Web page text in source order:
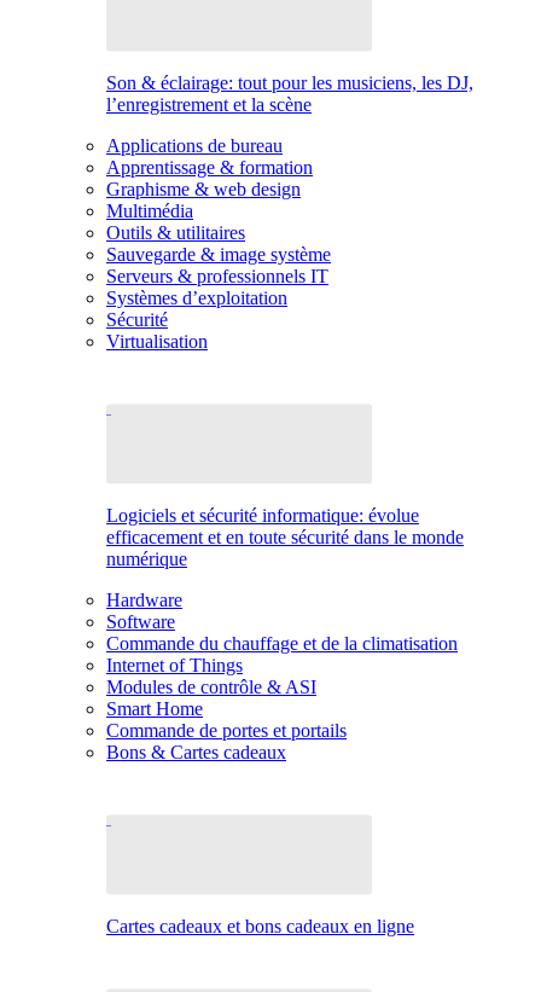
Son & éclairage: tout pour les musiciens, les DJ,
l’enregistrement et la scène
Applications de bureau
Apprentissage & formation
Graphisme & web design
Multimédia
Outils & utilitaires
Sauvegarde & image système
Serveurs & professionnels IT
Systèmes d’exploitation
Sécurité
Virtualisation
Logiciels et sécurité informatique: évolue
efficacement et en toute sécurité dans le monde
numérique
Hardware
Software
Commande du chauffage et de la climatisation
Internet of Things
Modules de contrôle & ASI
Smart Home
Commande de portes et portails
Bons & Cartes cadeaux
Cartes cadeaux et bons cadeaux en ligne